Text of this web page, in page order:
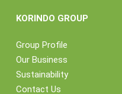
KORINDO GROUP
Group Profile
Our Business
Sustainability
Contact Us